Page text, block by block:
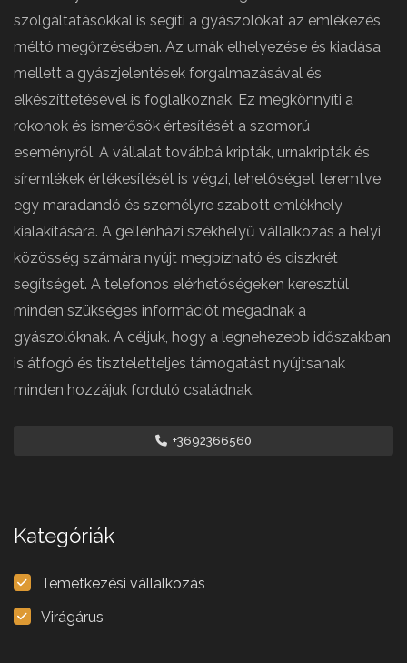
szolgáltatásokkal is segíti a gyászolókat az emlékezés
méltó megőrzésében. Az urnák elhelyezése és kiadása
mellett a gyászjelentések forgalmazásával és
elkészíttetésével is foglalkoznak. Ez megkönnyíti a
rokonok és ismerősök értesítését a szomorú
eseményről. A vállalat továbbá kripták, urnakripták és
síremlékek értékesítését is végzi, lehetőséget teremtve
egy maradandó és személyre szabott emlékhely
kialakítására. A gellénházi székhelyű vállalkozás a helyi
közösség számára nyújt megbízható és diszkrét
segítséget. A telefonos elérhetőségeken keresztül
minden szükséges információt megadnak a
gyászolóknak. A céljuk, hogy a legnehezebb időszakban
is átfogó és tiszteletteljes támogatást nyújtsanak
minden hozzájuk forduló családnak.
+3692366560
Kategóriák
Temetkezési vállalkozás
Virágárus